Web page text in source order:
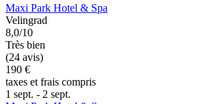
Maxi Park Hotel & Spa
Velingrad
8,0/10
Très bien
(24 avis)
190 €
taxes et frais compris
1 sept. - 2 sept.